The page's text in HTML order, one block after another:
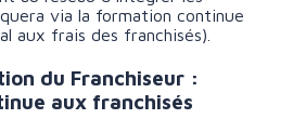
via la formation continue
aux frais des franchisés).
du Franchiseur :
aux franchisés